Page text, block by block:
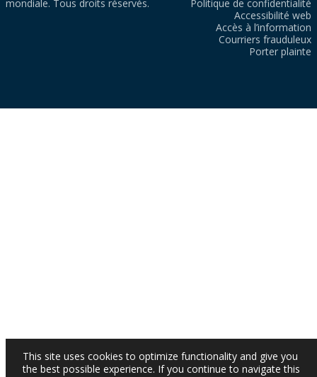
mondiale. Tous droits réservés.
Politique de confidentialité
Accessibilité web
Accès à l’information
Courriers frauduleux
Porter plainte
This site uses cookies to optimize functionality and give you
the best possible experience. If you continue to navigate this